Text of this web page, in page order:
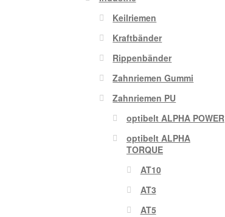
Keilriemen
Kraftbänder
Rippenbänder
Zahnriemen Gummi
Zahnriemen PU
optibelt ALPHA POWER
optibelt ALPHA
TORQUE
AT10
AT3
AT5